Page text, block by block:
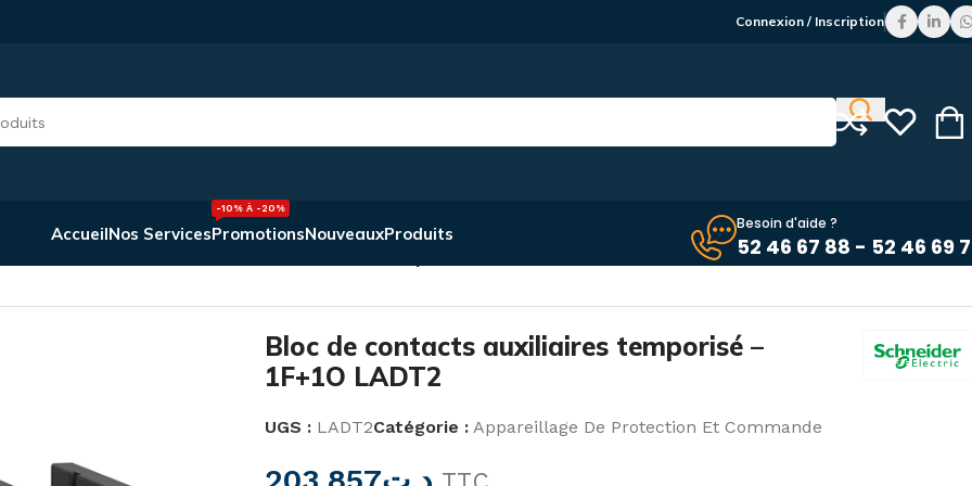
Connexion / Inscription
AccueilNos ServicesPromotions
-10% À -20%
NouveauxProduits Besoin d'aide ?
52 46 67 88 - 52 46 69
Bloc de contacts auxiliaires temporisé –
1F+1O LADT2
UGS : LADT2Catégorie : Appareillage De Protection Et Commande